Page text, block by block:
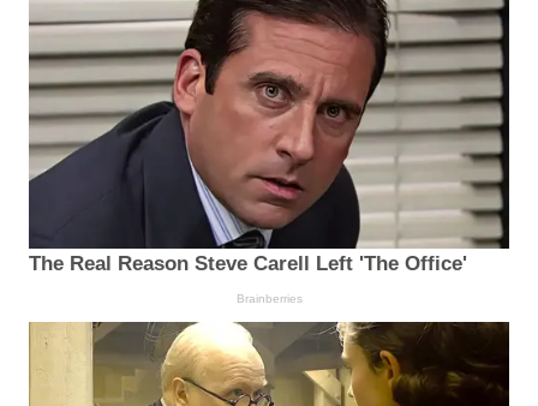
The Real Reason Steve Carell Left 'The Office'
Brainberries